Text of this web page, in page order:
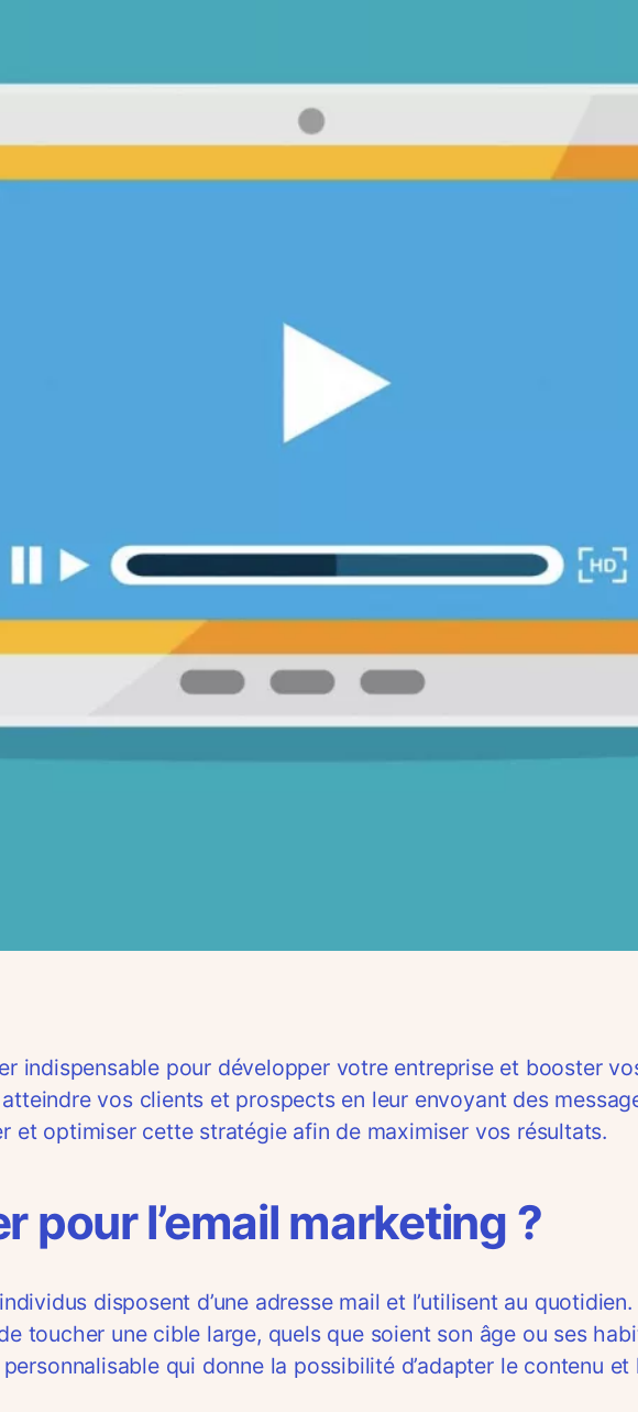
indispensable pour développer votre entreprise et booster
vos clients et prospects en leur envoyant des
et optimiser cette stratégie afin de maximiser vos résultats.
pour l’email marketing ?
disposent d’une adresse mail et l’utilisent au
toucher une cible large, quels que soient son âge ou ses
qui donne la possibilité d’adapter le contenu